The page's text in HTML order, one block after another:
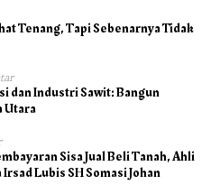
Tenang, Tapi Sebenarnya Tidak
dan Industri Sawit: Bangun
Utara
Sisa Jual Beli Tanah, Ahli
Lubis SH Somasi Johan